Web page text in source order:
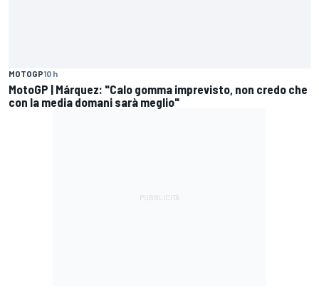
MOTOGP10 h
MotoGP | Márquez: "Calo gomma imprevisto, non credo che
con la media domani sarà meglio"